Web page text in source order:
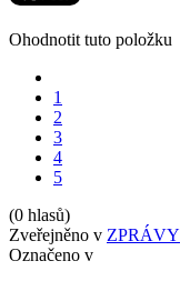
Ohodnotit tuto položku
1
2
3
4
5
(0 hlasů)
Zveřejněno v ZPRÁVY
Označeno v